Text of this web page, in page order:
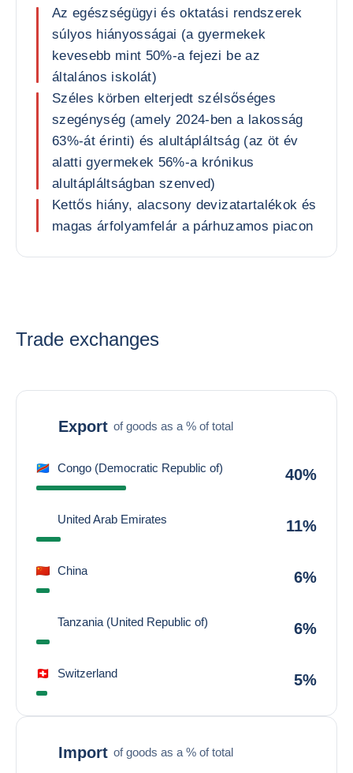
Az egészségügyi és oktatási rendszerek
súlyos hiányosságai (a gyermekek
kevesebb mint 50%-a fejezi be az
általános iskolát)
Széles körben elterjedt szélsőséges
szegénység (amely 2024-ben a lakosság
63%-át érinti) és alultápláltság (az öt év
alatti gyermekek 56%-a krónikus
alultápláltságban szenved)
Kettős hiány, alacsony devizatartalékok és
magas árfolyamfelár a párhuzamos piacon
Trade exchanges
Export of goods as a % of total
Congo (Democratic Republic of) 40%
United Arab Emirates 11%
China 6%
Tanzania (United Republic of) 6%
Switzerland 5%
Import of goods as a % of total